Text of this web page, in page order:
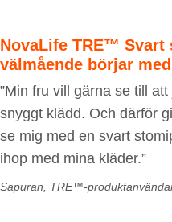
NovaLife TRE™ Svart
välmående börjar
”Min fru vill gärna se till
snyggt klädd. Och därför
se mig med en svart
ihop med mina kläder.”
Sapuran, TRE™-